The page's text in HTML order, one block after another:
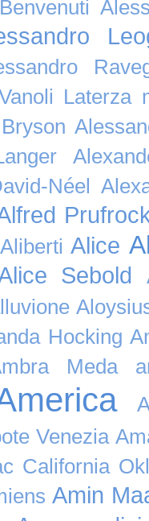
Laterza
Néel
Aliberti Alice
Sebold
Hocking
Meda
Venezia
California
Amin